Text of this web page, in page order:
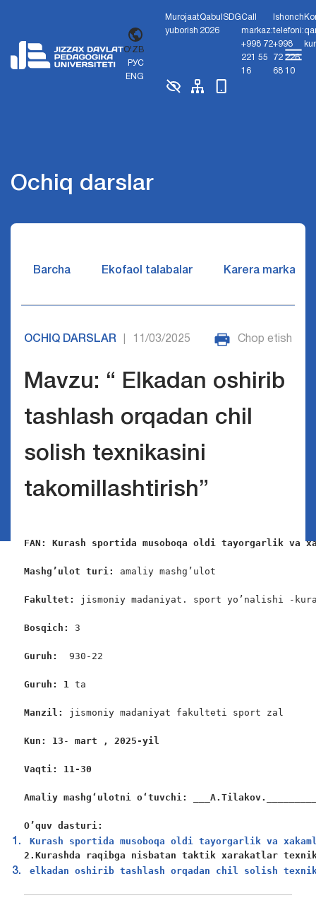
O'ZB
РУС
ENG
Murojaat
yuborish
Qabul
2026
SDGCall
markaz:
+998 72
221 55
16
Ishonch
telefoni:
+998
72 226
68 10
Ochiq darslar
Barcha Ekofaol talabalar Karera markazi
OCHIQ DARSLAR 11/03/2025 Chop etish
Mavzu: “ Elkadan oshirib
tashlash orqadan chil
solish texnikasini
takomillashtirish”
FAN: Kurash sportida musoboqa oldi tayorgarlik
Mashg’ulot turi: amaliy mashg’ulot
Fakultet: jismoniy madaniyat. sport yo’nalishi -
Bosqich: 3
Guruh: 930-22
Guruh: 1 ta
Manzil: jismoniy madaniyat fakulteti sport zal
Kun: 13 - mart , 2025-yil
Vaqti: 11-30
Amaliy mashgʻulotni oʻtuvchi:
O’quv dasturi:
Kurash sportida musoboqa oldi tayorgarlik va
2.Kurashda raqibga nisbatan taktik xarakatlar
elkadan oshirib tashlash orqadan chil solish